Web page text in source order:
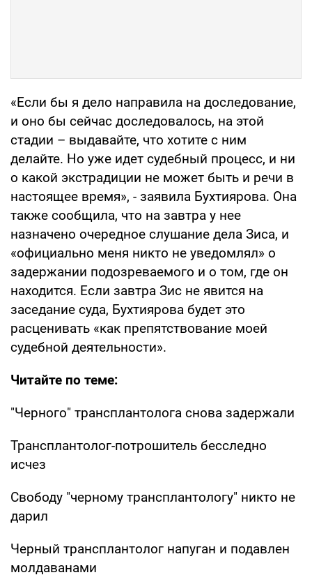
«Если бы я дело направила на доследование,
и оно бы сейчас доследовалось, на этой
стадии – выдавайте, что хотите с ним
делайте. Но уже идет судебный процесс, и ни
о какой экстрадиции не может быть и речи в
настоящее время», - заявила Бухтиярова. Она
также сообщила, что на завтра у нее
назначено очередное слушание дела Зиса, и
«официально меня никто не уведомлял» о
задержании подозреваемого и о том, где он
находится. Если завтра Зис не явится на
заседание суда, Бухтиярова будет это
расценивать «как препятствование моей
судебной деятельности».
Читайте по теме:
"Черного" трансплантолога снова задержали
Трансплантолог-потрошитель бесследно
исчез
Свободу "черному трансплантологу" никто не
дарил
Черный трансплантолог напуган и подавлен
молдаванами